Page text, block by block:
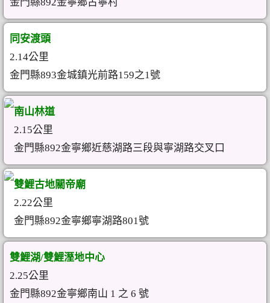
同安渡頭
2.14公里
金門縣893金城鎮光前路159之1號
南山林道
2.15公里
金門縣892金寧鄉近慈湖路三段與寧湖路交叉口
雙鯉古地關帝廟
2.22公里
金門縣892金寧鄉寧湖路801號
雙鯉湖/雙鯉溼地中心
2.25公里
金門縣892金寧鄉南山 1 之 6 號